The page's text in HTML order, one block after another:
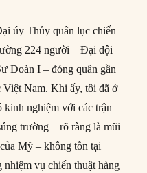
úy Thủy quân lục chiến
224 người – Đại đội
Đoàn I – đóng quân gần
Nam. Khi ấy, tôi đã ở
kinh nghiệm với các trận
trường – rõ ràng là mũi
Mỹ – không tồn tại
vụ chiến thuật hàng